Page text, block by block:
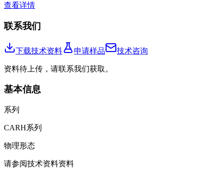
查看详情
联系我们
下载技术资料 申请样品 技术咨询
资料待上传，请联系我们获取。
基本信息
系列
CARH系列
物理形态
请参阅技术资料资料